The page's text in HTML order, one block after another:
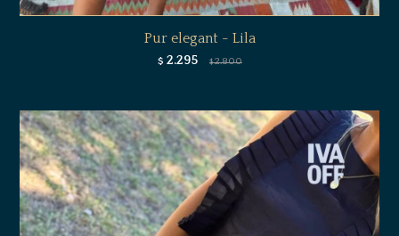
Pur elegant - Lila
$ 2.295 $ 2.800